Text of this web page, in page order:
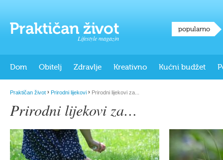
Lifestyle magazin
popularno
Dom Obitelj Zdravlje Kreativno Kućni budžet
Praktičan život › Prirodni lijekovi › Prirodni lijekovi za...
Prirodni lijekovi za…